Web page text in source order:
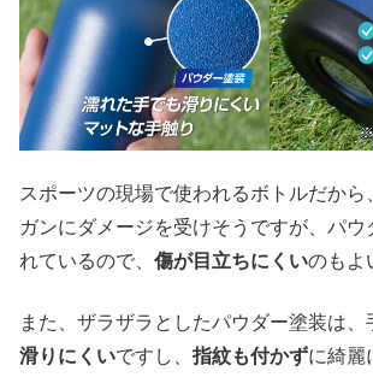
スポーツの現場で使われるボトルだから
ガンにダメージを受けそうですが、パウ
れているので、 傷が目立ちにくいのもよ
また、ザラザラとしたパウダー塗装は、
滑りにくいですし、 指紋も付かずに綺麗